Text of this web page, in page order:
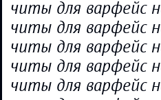
читы для варфейс
читы для варфейс
читы для варфейс
читы для варфейс
читы для варфейс